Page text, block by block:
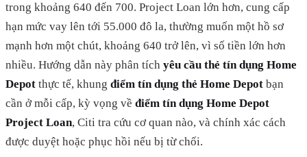
trong khoảng 640 đến 700. Project Loan lớn hơn, cung cấp
hạn mức vay lên tới 55.000 đô la, thường muốn một hồ sơ
mạnh hơn một chút, khoảng 640 trở lên, vì số tiền lớn hơn
nhiều. Hướng dẫn này phân tích yêu cầu thẻ tín dụng Home
Depot thực tế, khung điểm tín dụng thẻ Home Depot bạn
cần ở mỗi cấp, kỳ vọng về điểm tín dụng Home Depot
Project Loan, Citi tra cứu cơ quan nào, và chính xác cách
được duyệt hoặc phục hồi nếu bị từ chối.